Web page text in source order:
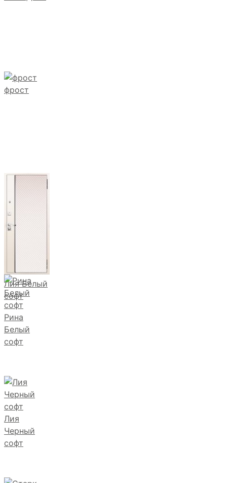
фрост
Лия Белый
софт
Рина
Белый
софт
Лия
Черный
софт